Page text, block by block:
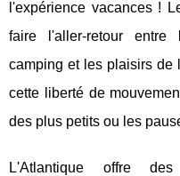
l'expérience vacances !
faire l'aller-retour entre
camping et les plaisirs de
cette liberté de
des plus petits ou les
L'Atlantique offre